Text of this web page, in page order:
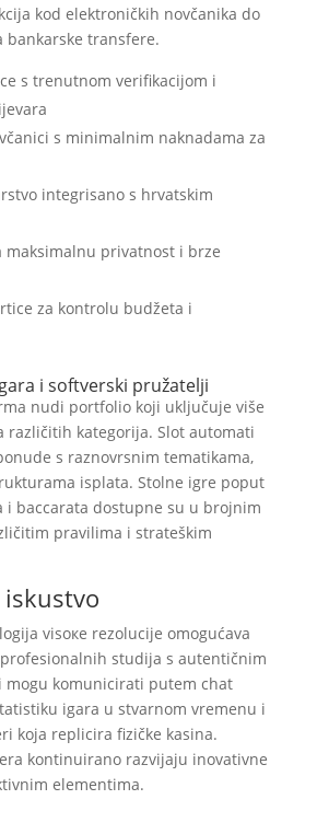
kod elektroničkih novčanika do
bankarske transfere.
s trenutnom verifikacijom i
s minimalnim naknadama za
integrisano s hrvatskim
maksimalnu privatnost i brze
za kontrolu budžeta i
i softverski pružatelji
nudi portfolio koji uključuje više
različitih kategorija. Slot automati
s raznovrsnim tematikama,
isplata. Stolne igre poput
i baccarata dostupne su u brojnim
pravilima i strateškim
iskustvo
visoке rezolucije omogućava
studija s autentičnim
mogu komunicirati putem chat
igara u stvarnom vremenu i
koja replicira fizičke kasina.
kontinuirano razvijaju inovativne
elementima.